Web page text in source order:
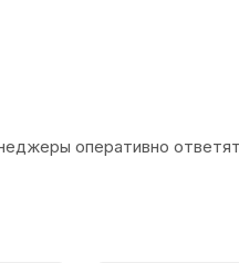
оперативно